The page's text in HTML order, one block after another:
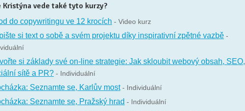
Kristýna vede také tyto kurzy?
do copywritingu ve 12 krocích - Video kurz
si text o sobě a svém projektu díky inspirativní zpětné vazbě -
si základy své on-line strategie: Jak skloubit webový obsah, SEO,
sítě a PR? - Individuální
Seznamte se, Karlův most - Individuální
Seznamte se, Pražský hrad - Individuální